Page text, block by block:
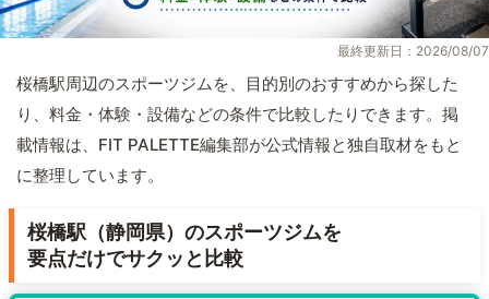
最終更新日：2026/08/07
桜橋駅周辺のスポーツジムを、目的別のおすすめから探した
り、料金・体験・設備などの条件で比較したりできます。掲
載情報は、FIT PALETTE編集部が公式情報と独自取材をもと
に整理しています。
桜橋駅（静岡県）のスポーツジムを
要点だけでサクッと比較